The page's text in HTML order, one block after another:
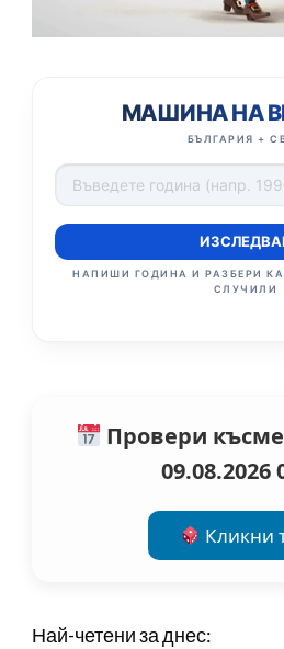
МАШИНА НА
БЪЛГАРИЯ +
НАПИШИ ГОДИНА И РАЗБЕРИ
СЛУЧИЛИ
Провери
09.08.2026
Кликни
Най-четени за днес: